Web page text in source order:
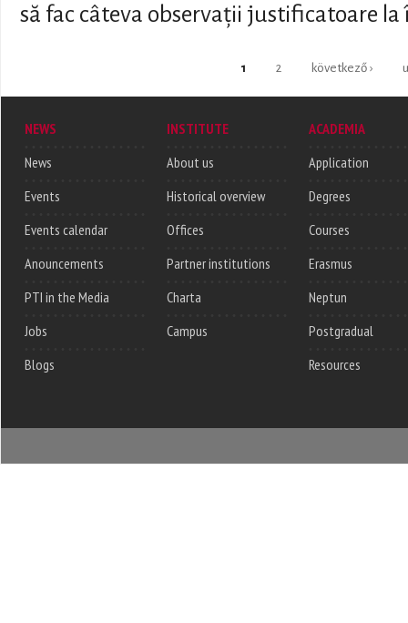
să fac câteva observații justificatoare
1 2 következő ›
NEWS
News
Events
Events calendar
Anouncements
PTI in the Media
Jobs
Blogs
INSTITUTE
About us
Historical overview
Offices
Partner institutions
Charta
Campus
ACADEMIA
Application
Degrees
Courses
Erasmus
Neptun
Postgradual
Resources